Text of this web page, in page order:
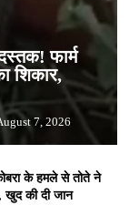
फार्म
शिकार,
7, 2026
के हमले से तोते ने
खुद की दी जान